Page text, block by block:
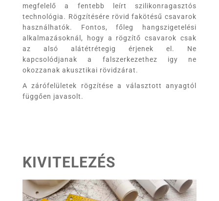
megfelelő a fentebb leírt szilikonragasztós
technológia. Rögzítésére rövid fakötésű csavarok
használhatók. Fontos, főleg hangszigetelési
alkalmazásoknál, hogy a rögzítő csavarok csak
az alsó alátétrétegig érjenek el. Ne
kapcsolódjanak a falszerkezethez igy ne
okozzanak akusztikai rövidzárat.
A zárófelületek rögzítése a választott anyagtól
függően javasolt.
KIVITELEZÉS